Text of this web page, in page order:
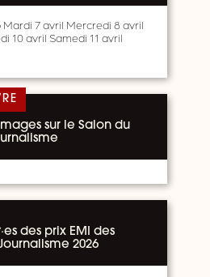
Mardi 7 avril Mercredi 8 avril
10 avril Samedi 11 avril
sur le Salon du
des prix EMI des
2026